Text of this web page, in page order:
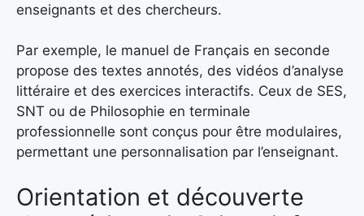
enseignants et des chercheurs.
Par exemple, le manuel de Français en seconde
propose des textes annotés, des vidéos d’analyse
littéraire et des exercices interactifs. Ceux de SES,
SNT ou de Philosophie en terminale
professionnelle sont conçus pour être modulaires,
permettant une personnalisation par l’enseignant.
Orientation et découverte